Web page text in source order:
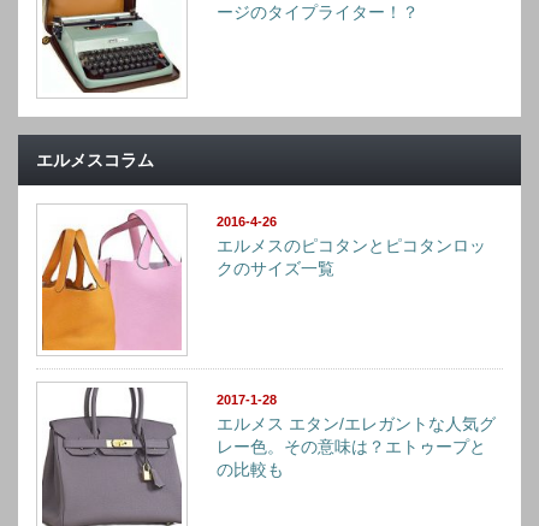
ージのタイプライター！？
エルメスコラム
2016-4-26
エルメスのピコタンとピコタンロッ
クのサイズ一覧
2017-1-28
エルメス エタン/エレガントな人気グ
レー色。その意味は？エトゥープと
の比較も